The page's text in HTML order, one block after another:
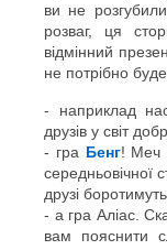
ви не
розваг, ця
відмінний
не потрібно
наприклад
друзів у світ
гра Бенг! Меч
середньовічної
друзі
а гра Аліас.
вам пояснити